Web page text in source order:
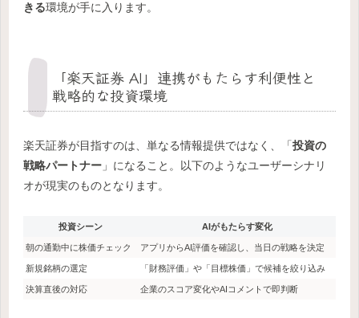
きる環境が手に入ります。
「楽天証券 AI」連携がもたらす利便性と
戦略的な投資環境
楽天証券が目指すのは、単なる情報提供ではなく、「投資の
戦略パートナー 」になること。以下のようなユーザーシナリ
オが現実のものとなります。
投資シーン AIがもたらす変化
朝の通勤中に株価チェック アプリからAI評価を確認し、当日の戦略を決定
新規銘柄の選定 「財務評価」や「目標株価」で候補を絞り込み
決算直後の対応 企業のスコア変化やAIコメントで即判断